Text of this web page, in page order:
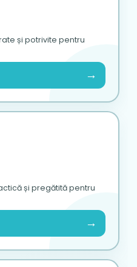
și potrivite pentru
→
și pregătită pentru
→